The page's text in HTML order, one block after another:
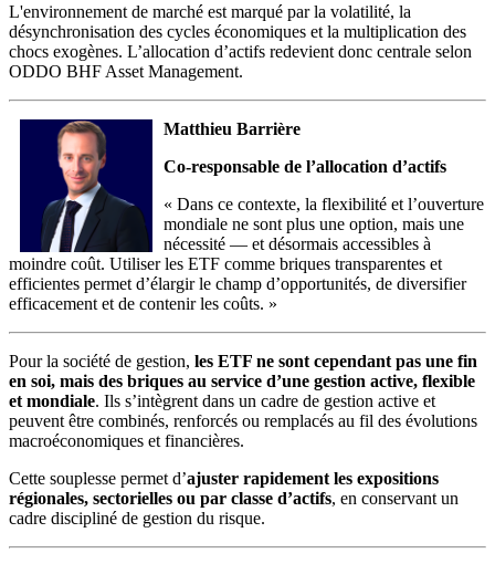
L'environnement de marché est marqué par la volatilité, la
désynchronisation des cycles économiques et la multiplication des
chocs exogènes. L’allocation d’actifs redevient donc centrale selon
ODDO BHF Asset Management.
Matthieu Barrière
Co-responsable de l’allocation d’actifs
« Dans ce contexte, la flexibilité et l’ouverture
mondiale ne sont plus une option, mais une
nécessité — et désormais accessibles à
moindre coût. Utiliser les ETF comme briques transparentes et
efficientes permet d’élargir le champ d’opportunités, de diversifier
efficacement et de contenir les coûts. »
Pour la société de gestion, les ETF ne sont cependant pas une fin
en soi, mais des briques au service d’une gestion active, flexible
et mondiale. Ils s’intègrent dans un cadre de gestion active et
peuvent être combinés, renforcés ou remplacés au fil des évolutions
macroéconomiques et financières.
Cette souplesse permet d’ajuster rapidement les expositions
régionales, sectorielles ou par classe d’actifs, en conservant un
cadre discipliné de gestion du risque.